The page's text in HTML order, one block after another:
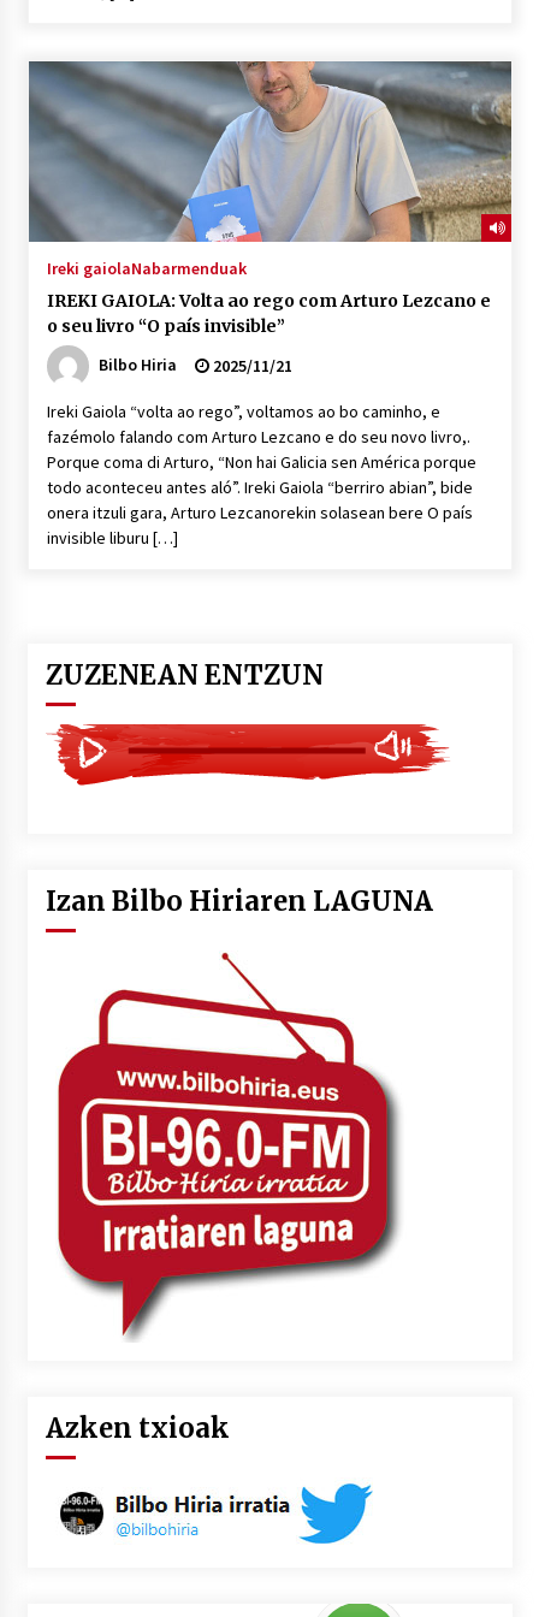
MUSIBLA #297: Bide, Boards Of Canada, Somak,
Tiga, Twisted Teens, Underscores, Habia
2026/07/02
Ireki gaiolaNabarmenduak
IREKI GAIOLA: Volta ao rego com Arturo Lezcano e
o seu livro “O país invisible”
Bilbo Hiria
2025/11/21
Ireki Gaiola “volta ao rego”, voltamos ao bo caminho, e
fazémolo falando com Arturo Lezcano e do seu novo livro,.
Porque coma di Arturo, “Non hai Galicia sen América porque
todo aconteceu antes aló”. Ireki Gaiola “berriro abian”, bide
onera itzuli gara, Arturo Lezcanorekin solasean bere O país
invisible liburu […]
ZUZENEAN ENTZUN
Izan Bilbo Hiriaren LAGUNA
Azken txioak